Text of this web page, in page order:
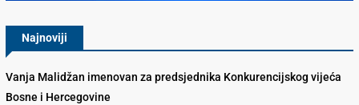
Najnoviji
Vanja Malidžan imenovan za predsjednika Konkurencijskog vijeća
Bosne i Hercegovine